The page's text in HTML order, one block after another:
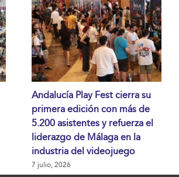
Andalucía Play Fest cierra su
primera edición con más de
5.200 asistentes y refuerza el
liderazgo de Málaga en la
industria del videojuego
7 julio, 2026